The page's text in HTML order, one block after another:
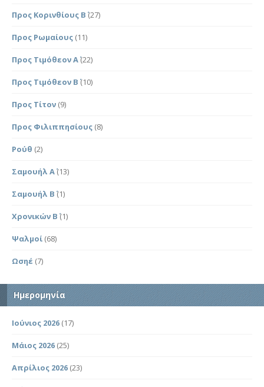
Προς Κορινθίους Β΄ (27)
Προς Ρωμαίους (11)
Προς Τιμόθεον Α΄(22)
Προς Τιμόθεον Β΄ (10)
Προς Τίτον (9)
Προς Φιλιππησίους (8)
Ρούθ (2)
Σαμουήλ Α΄(13)
Σαμουήλ Β΄ (1)
Χρονικών Β΄ (1)
Ψαλμοί (68)
Ωσηέ (7)
Ημερομηνία
Ιούνιος 2026 (17)
Μάιος 2026 (25)
Απρίλιος 2026 (23)